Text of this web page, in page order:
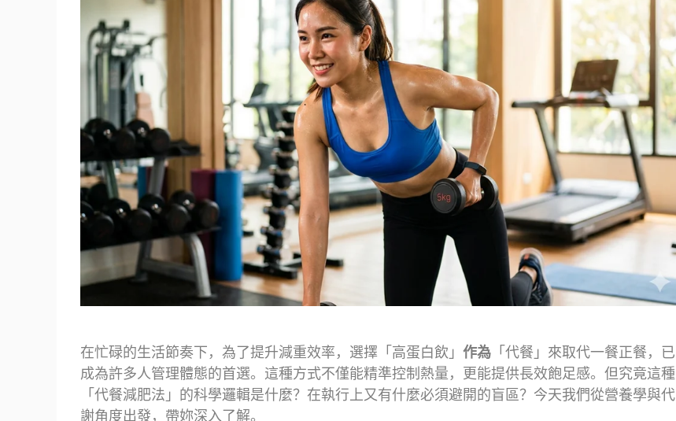
在忙碌的生活節奏下，為了提升減重效率，選擇「高蛋白飲」 作為 「代餐」來取代一餐正餐，已
成為許多人管理體態的首選。這種方式不僅能精準控制熱量，更能提供長效飽足感。但究竟這種
「代餐減肥法」的科學邏輯是什麼？在執行上又有什麼必須避開的盲區？今天我們從營養學與代
謝角度出發，帶妳深入了解。